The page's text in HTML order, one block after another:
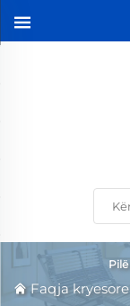
Faqja kryesore